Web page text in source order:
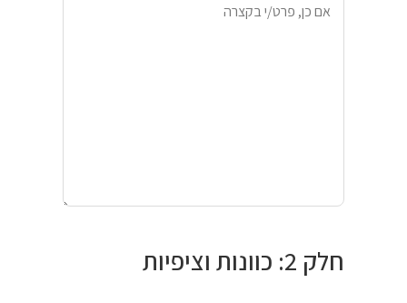
חלק 2: כוונות וציפיות